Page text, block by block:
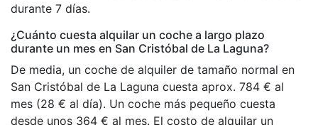
durante 7 días.
¿Cuánto cuesta alquilar un coche a largo plazo
durante un mes en San Cristóbal de La Laguna?
De media, un coche de alquiler de tamaño normal en
San Cristóbal de La Laguna cuesta aprox. 784 € al
mes (28 € al día). Un coche más pequeño cuesta
desde unos 364 € al mes. El costo de alquilar un